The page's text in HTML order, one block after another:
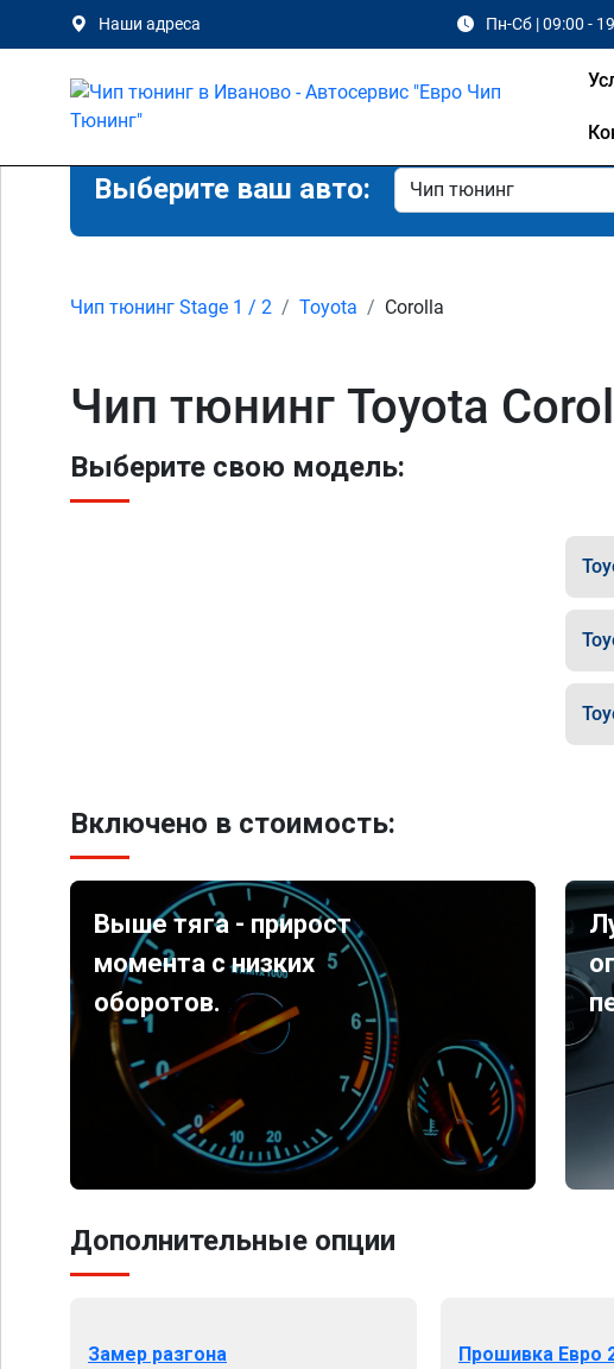
Наши адреса Пн-Сб | 09:00 -
Выберите ваш авто:
Чип тюнинг Stage 1 / 2 Toyota Corolla
Чип тюнинг Toyota
Выберите свою модель:
Включено в стоимость:
Выше тяга - прирост
момента с низких
оборотов.
Дополнительные опции
Замер разгона Прошивка Евро